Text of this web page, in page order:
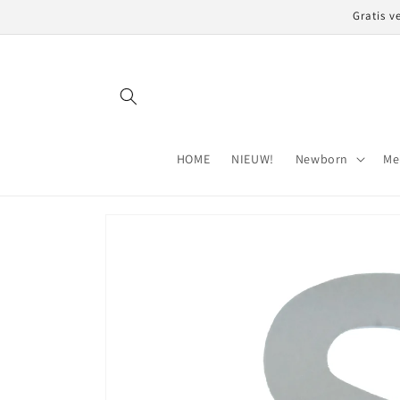
content
Gratis
HOME NIEUW! Newborn